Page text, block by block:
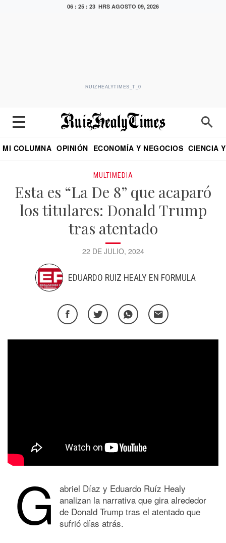
06 : 25 : 23 HRS AGOSTO 09, 2026
RUIZHEALYTIMES_T_0
MI COLUMNA OPINIÓN ECONOMÍA Y NEGOCIOS CIENCIA
MULTIMEDIA
Esta es “La De 8” que acaparó
los titulares: Donald Trump
tras atentado
22 DE JULIO, 2024
EDUARDO RUIZ HEALY EN FORMULA
G
abriel Díaz y Eduardo Ruíz Healy
analizan la narrativa que gira alrededor
de Donald Trump tras el atentado que
sufrió días atrás.